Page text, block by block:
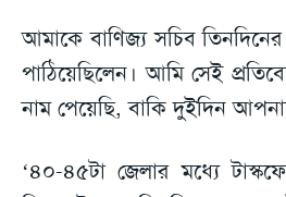
আমাকে বাণিজ্য সচিব তিনদিনের
পাঠিয়েছিলেন। আমি সেই
নাম পেয়েছি, বাকি দুইদিন
‘৪০-৪৫টা জেলার মধ্যে